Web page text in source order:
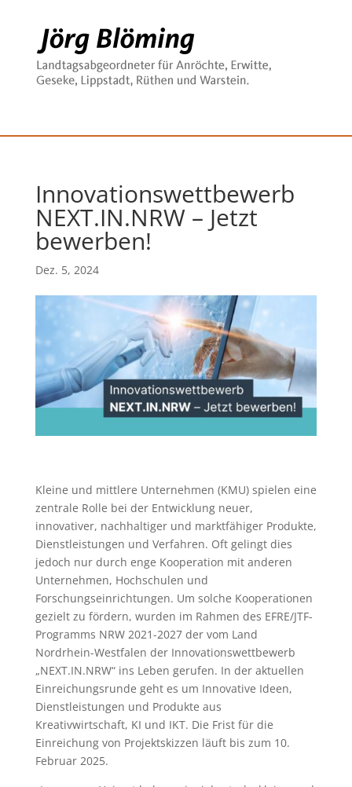
Innovationswettbewerb
NEXT.IN.NRW – Jetzt
bewerben!
Dez. 5, 2024
Kleine und mittlere Unternehmen (KMU) spielen eine
zentrale Rolle bei der Entwicklung neuer,
innovativer, nachhaltiger und marktfähiger Produkte,
Dienstleistungen und Verfahren. Oft gelingt dies
jedoch nur durch enge Kooperation mit anderen
Unternehmen, Hochschulen und
Forschungseinrichtungen. Um solche Kooperationen
gezielt zu fördern, wurden im Rahmen des EFRE/JTF-
Programms NRW 2021-2027 der vom Land
Nordrhein-Westfalen der Innovationswettbewerb
„NEXT.IN.NRW“ ins Leben gerufen. In der aktuellen
Einreichungsrunde geht es um Innovative Ideen,
Dienstleistungen und Produkte aus
Kreativwirtschaft, KI und IKT. Die Frist für die
Einreichung von Projektskizzen läuft bis zum 10.
Februar 2025.